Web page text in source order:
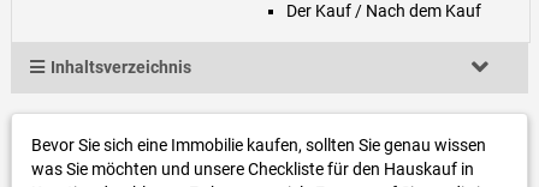
Der Kauf / Nach dem Kauf
Inhaltsverzeichnis
Bevor Sie sich eine Immobilie kaufen, sollten Sie genau wissen
was Sie möchten und unsere Checkliste für den Hauskauf in